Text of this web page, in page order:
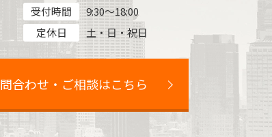
受付時間
9:30～18:00
定休日
土・日・祝日
問合わせ・ご相談はこちら